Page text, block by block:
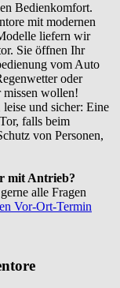
Bedienkomfort.
mit modernen
liefern wir
Sie öffnen Ihr
vom Auto
oder
missen wollen!
und sicher: Eine
falls beim
von Personen,
mit Antrieb?
alle Fragen
Vor-Ort-Termin